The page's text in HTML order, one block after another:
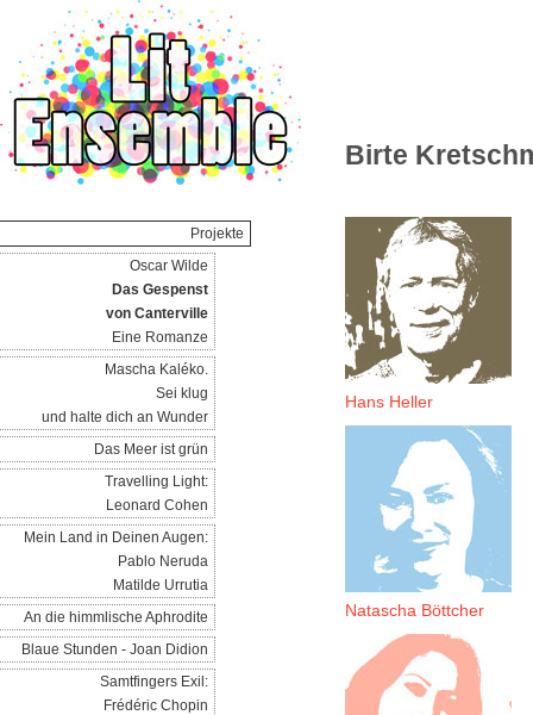
Projekte
Oscar Wilde
Das Gespenst
von Canterville
Eine Romanze
Mascha Kaléko.
Sei klug
und halte dich an Wunder
Das Meer ist grün
Travelling Light:
Leonard Cohen
Mein Land in Deinen Augen:
Pablo Neruda
Matilde Urrutia
An die himmlische Aphrodite
Blaue Stunden - Joan Didion
Samtfingers Exil:
Frédéric Chopin
Birte
Hans Heller
Natascha Böttcher